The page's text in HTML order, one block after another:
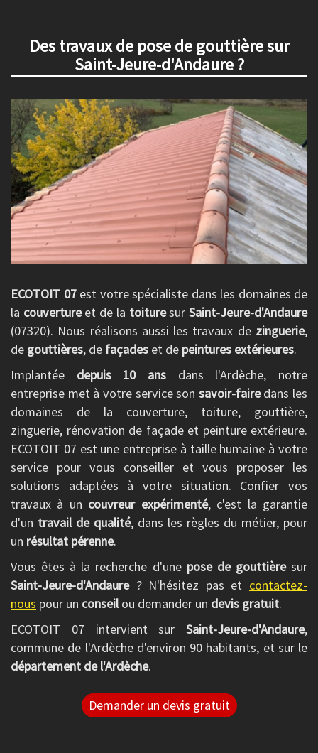
Des travaux de pose de gouttière sur
Saint-Jeure-d'Andaure ?
ECOTOIT 07est votre spécialiste dans les domaines de
la couvertureet de la toituresurSaint-Jeure-d'Andaure
(07320). Nous réalisons aussi les travaux de zinguerie,
de gouttières, de façades et de peintures extérieures.
Implantée depuis 10 ans dans l'Ardèche, notre
entreprise met à votre service son savoir-fairedans les
domaines de la couverture, toiture, gouttière,
zinguerie, rénovation de façade et peinture extérieure.
ECOTOIT 07 est une entreprise à taille humaine à votre
service pour vous conseiller et vous proposer les
solutions adaptées à votre situation. Confier vos
travaux à un couvreur expérimenté, c'est la garantie
d'un travail de qualité, dans les règles du métier, pour
un résultat pérenne.
Vous êtes à la recherche d'une pose de gouttièresur
Saint-Jeure-d'Andaure? N'hésitez pas et contactez-
nous pour un conseilou demander un devis gratuit.
ECOTOIT 07 intervient sur Saint-Jeure-d'Andaure,
commune de l'Ardèche d'environ 90 habitants, et sur le
département de l'Ardèche.
Demander un devis gratuit